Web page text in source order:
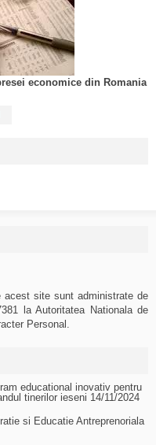
economice din Romania
acest site sunt administrate de
la Autoritatea Nationala de
Personal.
educational inovativ pentru
tinerilor ieseni 14/11/2024
si Educatie Antreprenoriala